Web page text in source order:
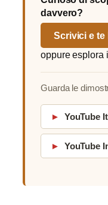
davvero?
Scrivici e
oppure esplora i
Guarda le
► YouTube
► YouTube